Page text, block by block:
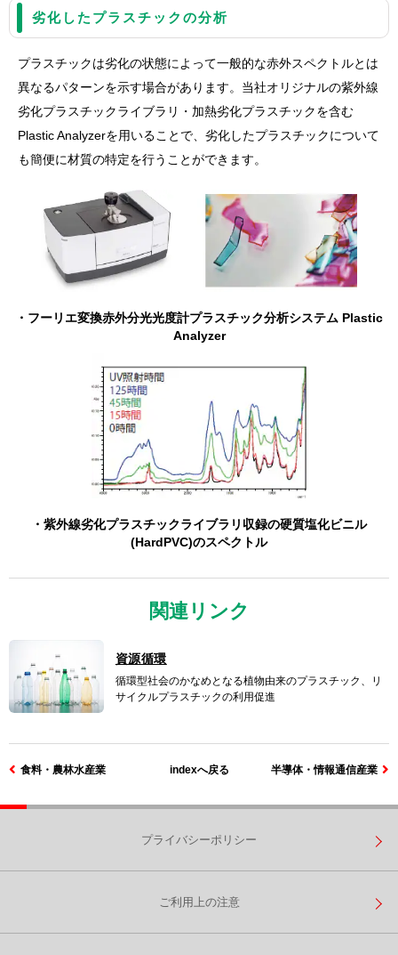
劣化したプラスチックの分析
プラスチックは劣化の状態によって一般的な赤外スペクトルとは
異なるパターンを示す場合があります。当社オリジナルの紫外線
劣化プラスチックライブラリ・加熱劣化プラスチックを含む
Plastic Analyzerを用いることで、劣化したプラスチックについて
も簡便に材質の特定を行うことができます。
フーリエ変換赤外分光光度計プラスチック分析システム Plastic
Analyzer
紫外線劣化プラスチックライブラリ収録の硬質塩化ビニル
(HardPVC)のスペクトル
関連リンク
資源循環
循環型社会のかなめとなる植物由来のプラスチック、
リ
サイクルプラスチックの利用促進
食料・農林水産業 indexへ戻る 半導体・情報通信産業
プライバシーポリシー
ご利用上の注意